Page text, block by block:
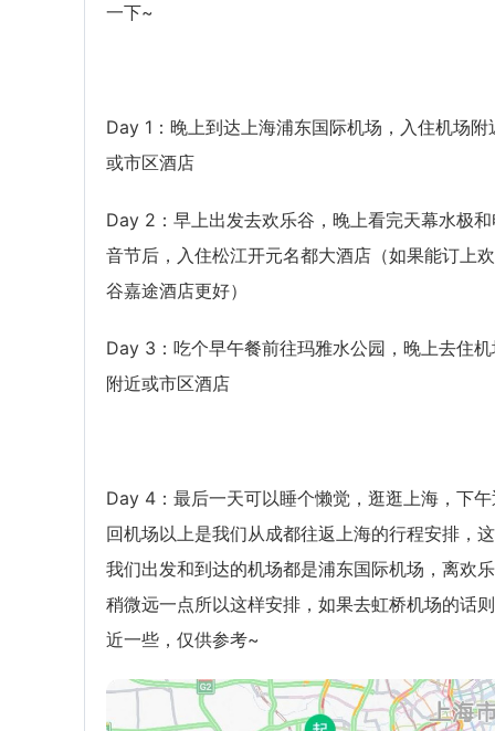
一下~
Day 1：晚上到达上海浦东国际机场，入住机场附
或市区酒店
Day 2：早上出发去欢乐谷，晚上看完天幕水极
音节后，入住松江开元名都大酒店（如果能订上
谷嘉途酒店更好）
Day 3：吃个早午餐前往玛雅水公园，晚上去住
附近或市区酒店
Day 4：最后一天可以睡个懒觉，逛逛上海，下
回机场以上是我们从成都往返上海的行程安排，
我们出发和到达的机场都是浦东国际机场，离欢
稍微远一点所以这样安排，如果去虹桥机场的话
近一些，仅供参考~